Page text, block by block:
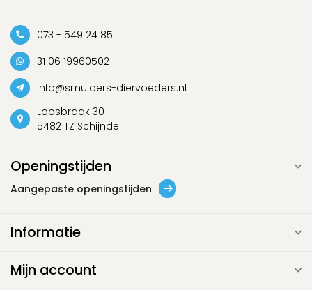
073 - 549 24 85
31 06 19960502
info@smulders-diervoeders.nl
Loosbraak 30
5482 TZ Schijndel
Openingstijden
Aangepaste openingstijden
Informatie
Mijn account